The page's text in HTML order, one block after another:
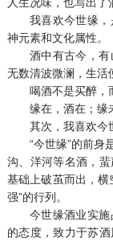
我喜欢今世缘
神元素和文化属性。
酒中有古今，
无数清波微澜，生活
喝酒不是买醉，
缘在，酒在；缘
其次，我喜欢今
“今世缘”的前身
沟、洋河等名酒，
基础上破茧而出，
强”的行列。
今世缘酒业实
的态度，致力于苏